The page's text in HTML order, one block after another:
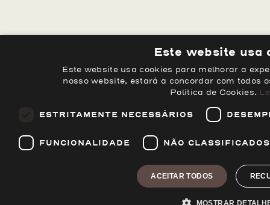
Este website usa
Este website usa cookies para melhorar a
nosso website, estará a concordar com todos
Política de Cookies.
ESTRITAMENTE NECESSÁRIOS
FUNCIONALIDADE NÃO CLASSIFICADOS
ACEITAR TODOS
MOSTRAR